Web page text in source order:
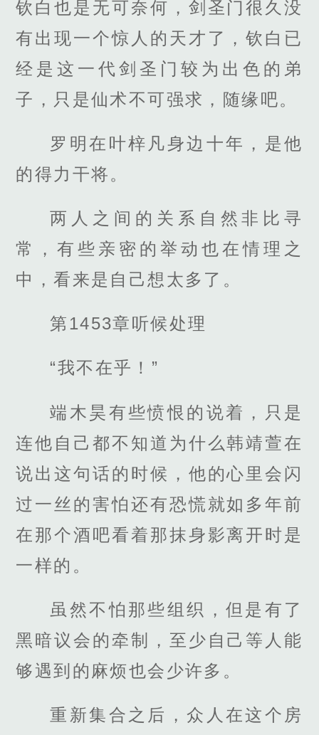
钦白也是无可奈何，剑圣门很久没
有出现一个惊人的天才了，钦白已
经是这一代剑圣门较为出色的弟
子，只是仙术不可强求，随缘吧。
罗明在叶梓凡身边十年，是他
的得力干将。
两人之间的关系自然非比寻
常，有些亲密的举动也在情理之
中，看来是自己想太多了。
第1453章听候处理
“我不在乎！”
端木昊有些愤恨的说着，只是
连他自己都不知道为什么韩靖萱在
说出这句话的时候，他的心里会闪
过一丝的害怕还有恐慌就如多年前
在那个酒吧看着那抹身影离开时是
一样的。
虽然不怕那些组织，但是有了
黑暗议会的牵制，至少自己等人能
够遇到的麻烦也会少许多。
重新集合之后，众人在这个房